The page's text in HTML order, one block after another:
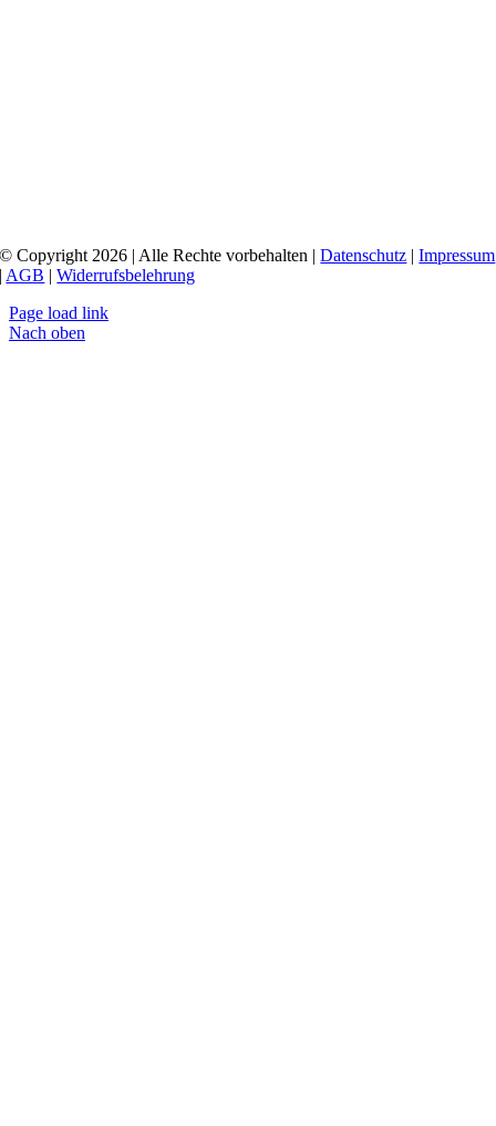
© Copyright 2026 | Alle Rechte vorbehalten |Datenschutz |Impressum
| AGB |Widerrufsbelehrung
Page load link
Nach oben